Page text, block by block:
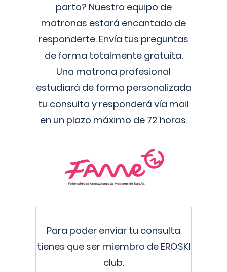
parto? Nuestro equipo de
matronas estará encantado de
responderte. Envía tus preguntas
de forma totalmente gratuita.
Una matrona profesional
estudiará de forma personalizada
tu consulta y responderá vía mail
en un plazo máximo de 72 horas.
Para poder enviar tu consulta
tienes que ser miembro de EROSKI
club.